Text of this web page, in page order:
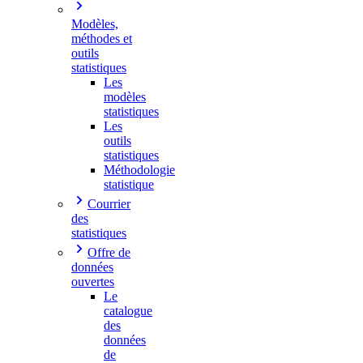
Modèles,
méthodes et
outils
statistiques
Les
modèles
statistiques
Les
outils
statistiques
Méthodologie
statistique
Courrier
des
statistiques
Offre de
données
ouvertes
Le
catalogue
des
données
de